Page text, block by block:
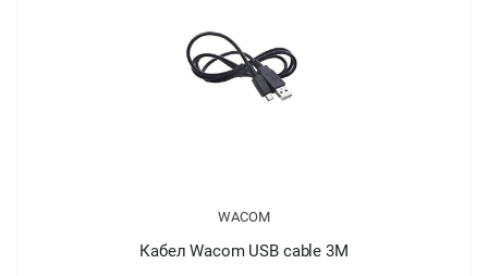
WACOM
Кабел Wacom USB cable 3M